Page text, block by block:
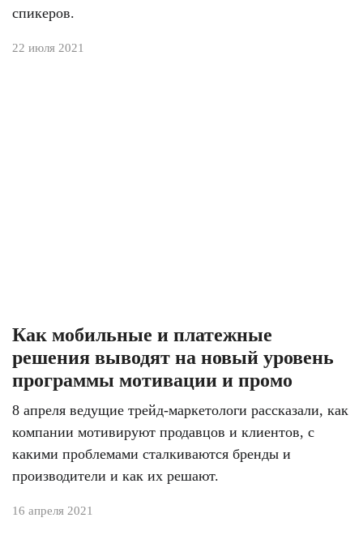
спикеров.
22 июля 2021
Как мобильные и платежные
решения выводят на новый уровень
программы мотивации и промо
8 апреля ведущие трейд-маркетологи рассказали, как
компании мотивируют продавцов и клиентов, с
какими проблемами сталкиваются бренды и
производители и как их решают.
16 апреля 2021